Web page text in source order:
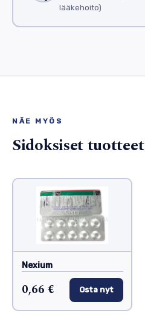
lääkehoito)
NÄE MYÖS
Sidoksiset tuotteet
Nexium
0,66 € Osta nyt